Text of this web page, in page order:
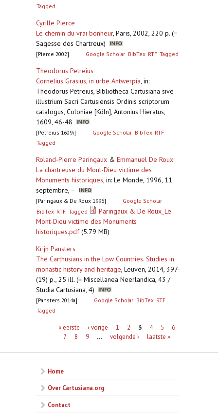
Tagged
Cyrille Pierce
Le chemin du vrai bonheur, Paris, 2002, 220 p. (=
Sagesse des Chartreux)
[Pierce 2002] Google Scholar BibTex RTF Tagged
Theodorus Petreius
Cornelius Grasius, in urbe Antwerpia, in:
Theodorus Petreius, Bibliotheca Cartusiana sive
illustrium Sacri Cartusiensis Ordinis scriptorum
catalogus, Coloniae [Köln], Antonius Hieratus,
1609, 46-48
[Petreius 1609i] Google Scholar BibTex RTF
Tagged
Roland-Pierre Paringaux & Emmanuel De Roux
La chartreuse du Mont-Dieu victime des
Monuments historiques, in: Le Monde, 1996, 11
septembre, –
[Paringaux & De Roux 1996]
Google Scholar
BibTex RTF Tagged
Paringaux & De Roux_Le
Mont-Dieu victime des Monuments
historiques.pdf(5.79 MB)
Krijn Pansters
The Carthusians in the Low Countries. Studies in
monastic history and heritage, Leuven, 2014, 397-
(19) p., 25 ill. (= Miscellanea Neerlandica, 43 /
Studia Cartusiana, 4)
[Pansters 2014a] Google Scholar BibTex RTF
Tagged
Pagina's« eerste ‹ vorige 1 2 3 4 5
6
7
8 9 … volgende › laatste »
Home
Over Cartusiana.org
Contact